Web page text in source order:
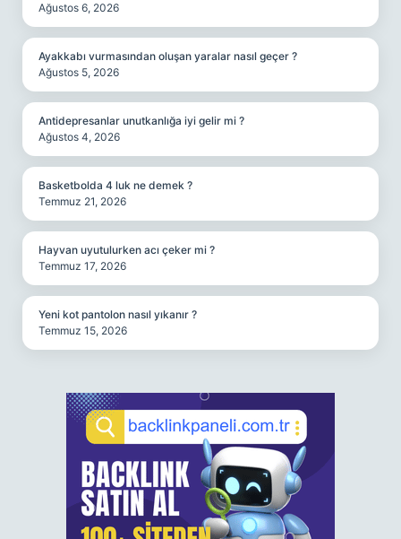
Ağustos 6, 2026
Ayakkabı vurmasından oluşan yaralar nasıl geçer ?
Ağustos 5, 2026
Antidepresanlar unutkanlığa iyi gelir mi ?
Ağustos 4, 2026
Basketbolda 4 luk ne demek ?
Temmuz 21, 2026
Hayvan uyutulurken acı çeker mi ?
Temmuz 17, 2026
Yeni kot pantolon nasıl yıkanır ?
Temmuz 15, 2026